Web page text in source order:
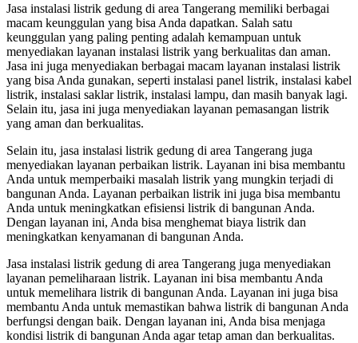
Jasa instalasi listrik gedung di area Tangerang memiliki berbagai
macam keunggulan yang bisa Anda dapatkan. Salah satu
keunggulan yang paling penting adalah kemampuan untuk
menyediakan layanan instalasi listrik yang berkualitas dan aman.
Jasa ini juga menyediakan berbagai macam layanan instalasi listrik
yang bisa Anda gunakan, seperti instalasi panel listrik, instalasi kabel
listrik, instalasi saklar listrik, instalasi lampu, dan masih banyak lagi.
Selain itu, jasa ini juga menyediakan layanan pemasangan listrik
yang aman dan berkualitas.
Selain itu, jasa instalasi listrik gedung di area Tangerang juga
menyediakan layanan perbaikan listrik. Layanan ini bisa membantu
Anda untuk memperbaiki masalah listrik yang mungkin terjadi di
bangunan Anda. Layanan perbaikan listrik ini juga bisa membantu
Anda untuk meningkatkan efisiensi listrik di bangunan Anda.
Dengan layanan ini, Anda bisa menghemat biaya listrik dan
meningkatkan kenyamanan di bangunan Anda.
Jasa instalasi listrik gedung di area Tangerang juga menyediakan
layanan pemeliharaan listrik. Layanan ini bisa membantu Anda
untuk memelihara listrik di bangunan Anda. Layanan ini juga bisa
membantu Anda untuk memastikan bahwa listrik di bangunan Anda
berfungsi dengan baik. Dengan layanan ini, Anda bisa menjaga
kondisi listrik di bangunan Anda agar tetap aman dan berkualitas.